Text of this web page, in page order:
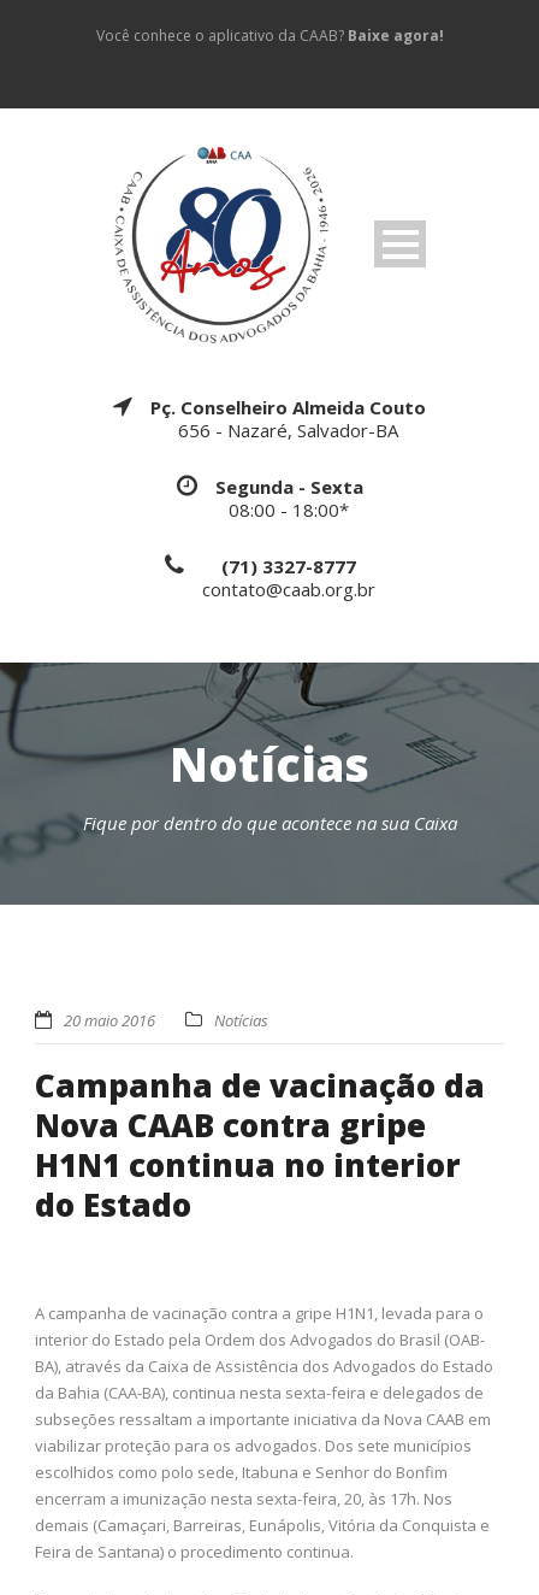
Você conhece o aplicativo da CAAB? Baixe agora!
Pç. Conselheiro Almeida Couto
656 - Nazaré, Salvador-BA
Segunda - Sexta
08:00 - 18:00*
(71) 3327-8777
contato@caab.org.br
Notícias
Fique por dentro do que acontece na sua Caixa
20 maio 2016 Notícias
Campanha de vacinação da
Nova CAAB contra gripe
H1N1 continua no interior
do Estado
A campanha de vacinação contra a gripe H1N1, levada para o
interior do Estado pela Ordem dos Advogados do Brasil (OAB-
BA), através da Caixa de Assistência dos Advogados do Estado
da Bahia (CAA-BA), continua nesta sexta-feira e delegados de
subseções ressaltam a importante iniciativa da Nova CAAB em
viabilizar proteção para os advogados. Dos sete municípios
escolhidos como polo sede, Itabuna e Senhor do Bonfim
encerram a imunização nesta sexta-feira, 20, às 17h. Nos
demais (Camaçari, Barreiras, Eunápolis, Vitória da Conquista e
Feira de Santana) o procedimento continua.